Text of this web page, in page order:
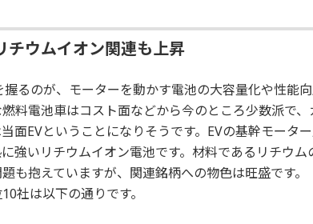
チウムイオン関連も上昇
握るのが、モーターを動かす電池の大容量化や性能
料電池車はコスト面などから今のところ少数派で
面EVということになりそうです。EVの基幹モータ
強いリチウムイオン電池です。材料であるリチウ
も抱えていますが、関連銘柄への物色は旺盛です
社は以下の通りです。